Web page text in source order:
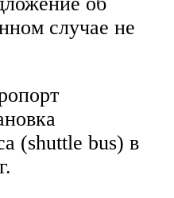
случае не
(shuttle bus) в